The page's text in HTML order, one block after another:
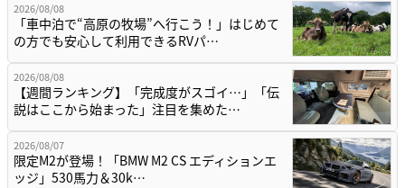
2026/08/08
「車中泊で“高原の牧場”へ行こう！」はじめて
の方でも安心して利用できるRVパ…
2026/08/08
【週間ランキング】「完成度がスゴイ…」「伝
説はここから始まった」注目を集めた…
2026/08/07
限定M2が登場！「BMW M2 CS エディションエ
ッジ」530馬力＆30k…